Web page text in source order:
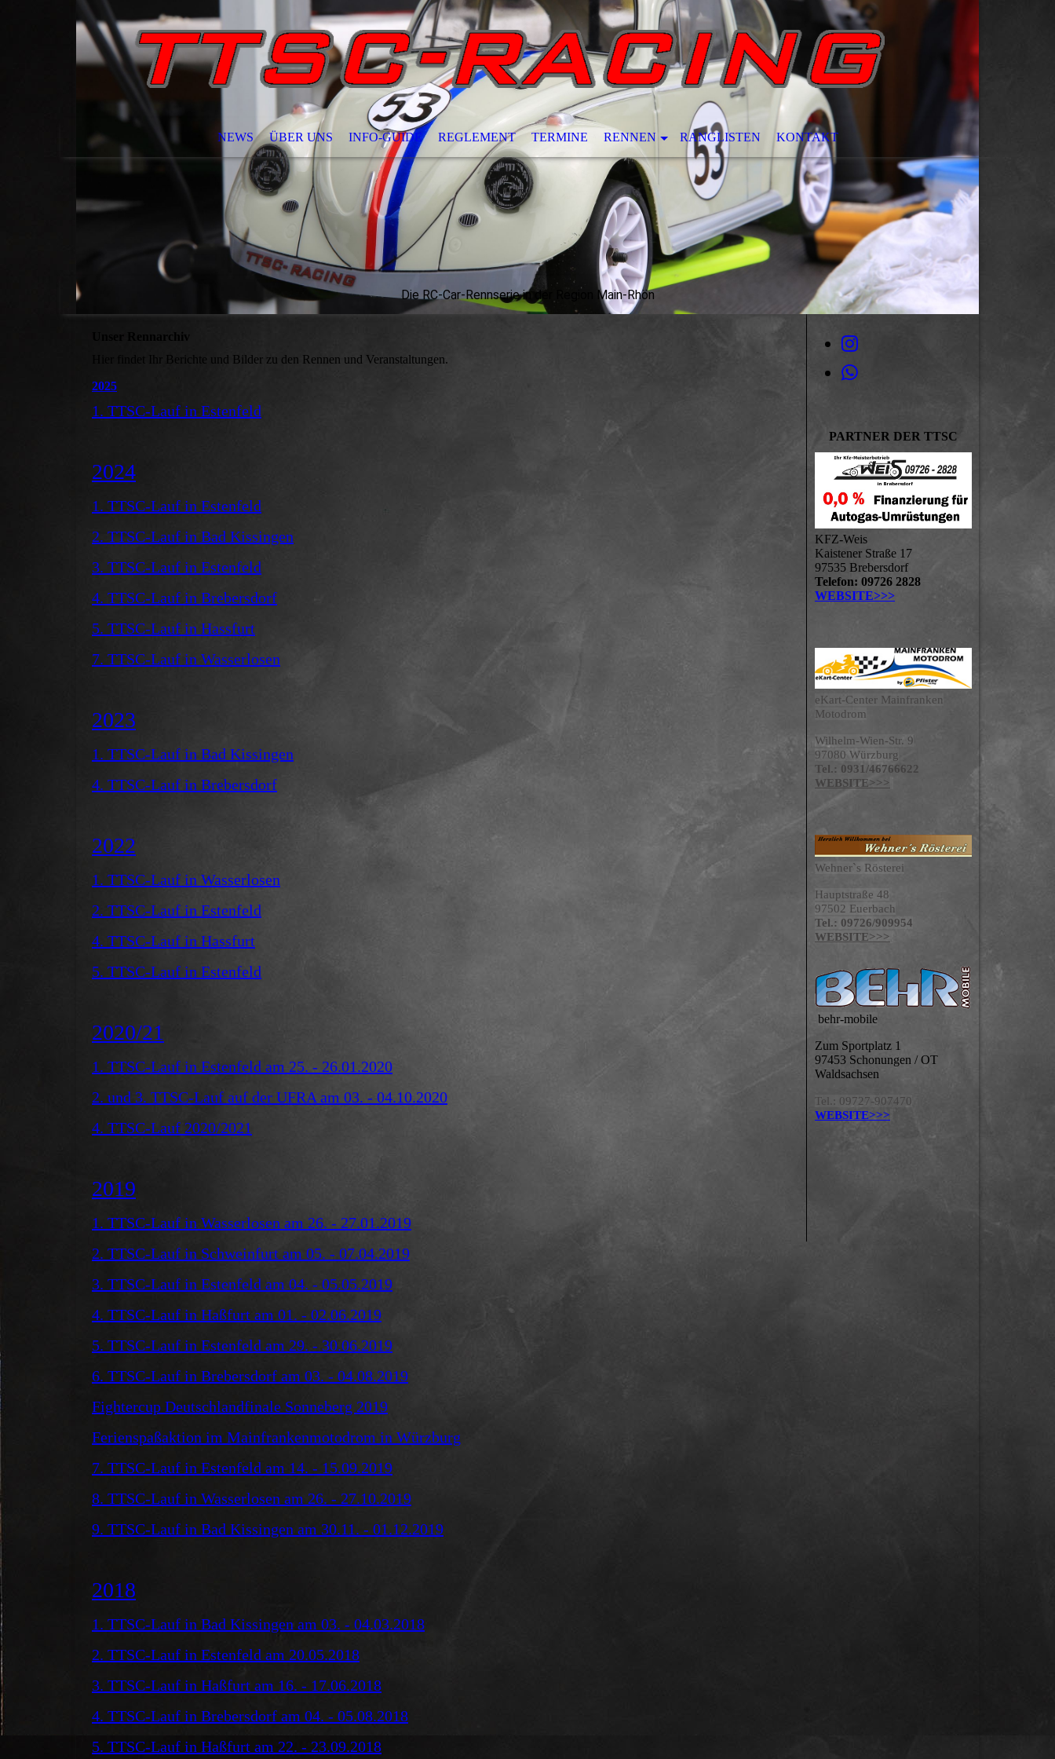
NEWS ÜBER UNS INFO-GUIDE REGLEMENT TERMINE RENNEN RANGLISTEN KONTAKT
Die RC-Car-Rennserie in der Region Main-Rhön
Unser Rennarchiv
Hier findet Ihr Berichte und Bilder zu den Rennen und Veranstaltungen.
2025
1. TTSC-Lauf in Estenfeld
2024
1. TTSC-Lauf in Estenfeld
2. TTSC-Lauf in Bad Kissingen
3. TTSC-Lauf in Estenfeld
4. TTSC-Lauf in Brebersdorf
5. TTSC-Lauf in Hassfurt
7. TTSC-Lauf in Wasserlosen
2023
1. TTSC-Lauf in Bad Kissingen
4. TTSC-Lauf in Brebersdorf
2022
1. TTSC-Lauf in Wasserlosen
2. TTSC-Lauf in Estenfeld
4. TTSC-Lauf in Hassfurt
5. TTSC-Lauf in Estenfeld
2020/21
1. TTSC-Lauf in Estenfeld am 25. - 26.01.2020
2. und 3. TTSC-Lauf auf der UFRA am 03. - 04.10.2020
4. TTSC-Lauf 2020/2021
2019
1. TTSC-Lauf in Wasserlosen am 26. - 27.01.2019
2. TTSC-Lauf in Schweinfurt am 05. - 07.04.2019
3. TTSC-Lauf in Estenfeld am 04. - 05.05.2019
4. TTSC-Lauf in Haßfurt am 01. - 02.06.2019
5. TTSC-Lauf in Estenfeld am 29. - 30.06.2019
6. TTSC-Lauf in Brebersdorf am 03. - 04.08.2019
Fightercup Deutschlandfinale Sonneberg 2019
Ferienspaßaktion im Mainfrankenmotodrom in Würzburg
7. TTSC-Lauf in Estenfeld am 14. - 15.09.2019
8. TTSC-Lauf in Wasserlosen am 26. - 27.10.2019
9. TTSC-Lauf in Bad Kissingen am 30.11. - 01.12.2019
2018
1. TTSC-Lauf in Bad Kissingen am 03. - 04.03.2018
2. TTSC-Lauf in Estenfeld am 20.05.2018
3. TTSC-Lauf in Haßfurt am 16. - 17.06.2018
4. TTSC-Lauf in Brebersdorf am 04. - 05.08.2018
5. TTSC-Lauf in Haßfurt am 22. - 23.09.2018
PARTNER DER TTSC
KFZ-Weis
Kaistener Straße 17
97535 Brebersdorf
Telefon: 09726 2828
WEBSITE>>>
eKart-Center Mainfranken
Motodrom
Wilhelm-Wien-Str. 9
97080 Würzburg
Tel.: 0931/46766622
WEBSITE>>>
Wehner`s Rösterei
Hauptstraße 48
97502 Euerbach
Tel.: 09726/909954
WEBSITE>>>
behr-mobile
Zum Sportplatz 1
97453 Schonungen / OT
Waldsachsen
Tel.: 09727-907470
WEBSITE>>>